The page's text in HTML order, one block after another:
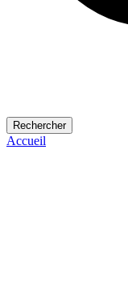
Rechercher
Accueil